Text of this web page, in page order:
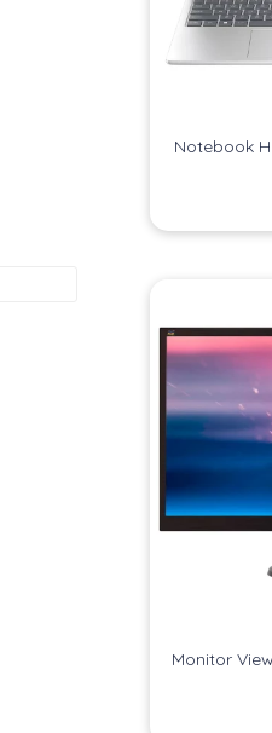
Notebook
Monitor